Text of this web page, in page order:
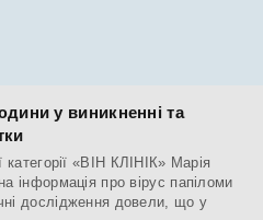
у виникненні та
«ВІН КЛІНІК» Марія
інформація про вірус папіломи
дослідження довели, що у